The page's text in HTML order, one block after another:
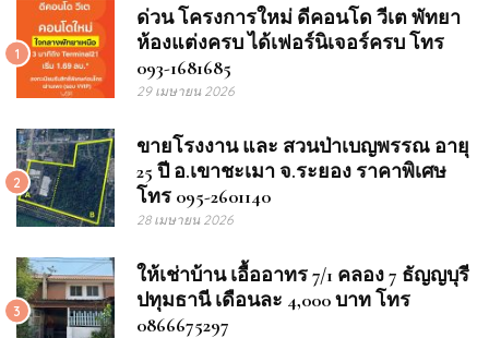
1
ด่วน โครงการใหม่ ดีคอนโด วีเต พัทยา
ห้องแต่งครบ ได้เฟอร์นิเจอร์ครบ โทร
093-1681685
29 เมษายน 2026
2
ขายโรงงาน และ สวนป่าเบญพรรณ อายุ
25 ปี อ.เขาชะเมา จ.ระยอง ราคาพิเศษ
โทร 095-2601140
28 เมษายน 2026
3
ให้เช่าบ้าน เอื้ออาทร 7/1 คลอง 7 ธัญญบุรี
ปทุมธานี เดือนละ 4,000 บาท โทร
0866675297